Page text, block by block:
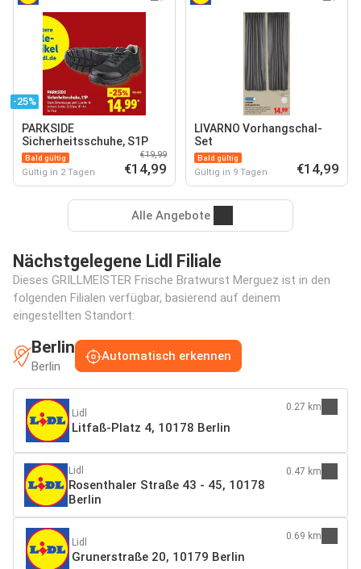
-25%
PARKSIDE
Sicherheitsschuhe, S1P
Bald gültig
Gültig in 2 Tagen
€19,99
€14,99
LIVARNO Vorhangschal-
Set
Bald gültig
Gültig in 9 Tagen €14,99
Alle Angebote
Nächstgelegene Lidl Filiale
Dieses GRILLMEISTER Frische Bratwurst Merguez ist in den
folgenden Filialen verfügbar, basierend auf deinem
eingestellten Standort:
Berlin
Berlin
Automatisch erkennen
Lidl
Litfaß-Platz 4, 10178 Berlin
0.27 km
Lidl
Rosenthaler Straße 43 - 45, 10178
Berlin
0.47 km
Lidl
Grunerstraße 20, 10179 Berlin
0.69 km